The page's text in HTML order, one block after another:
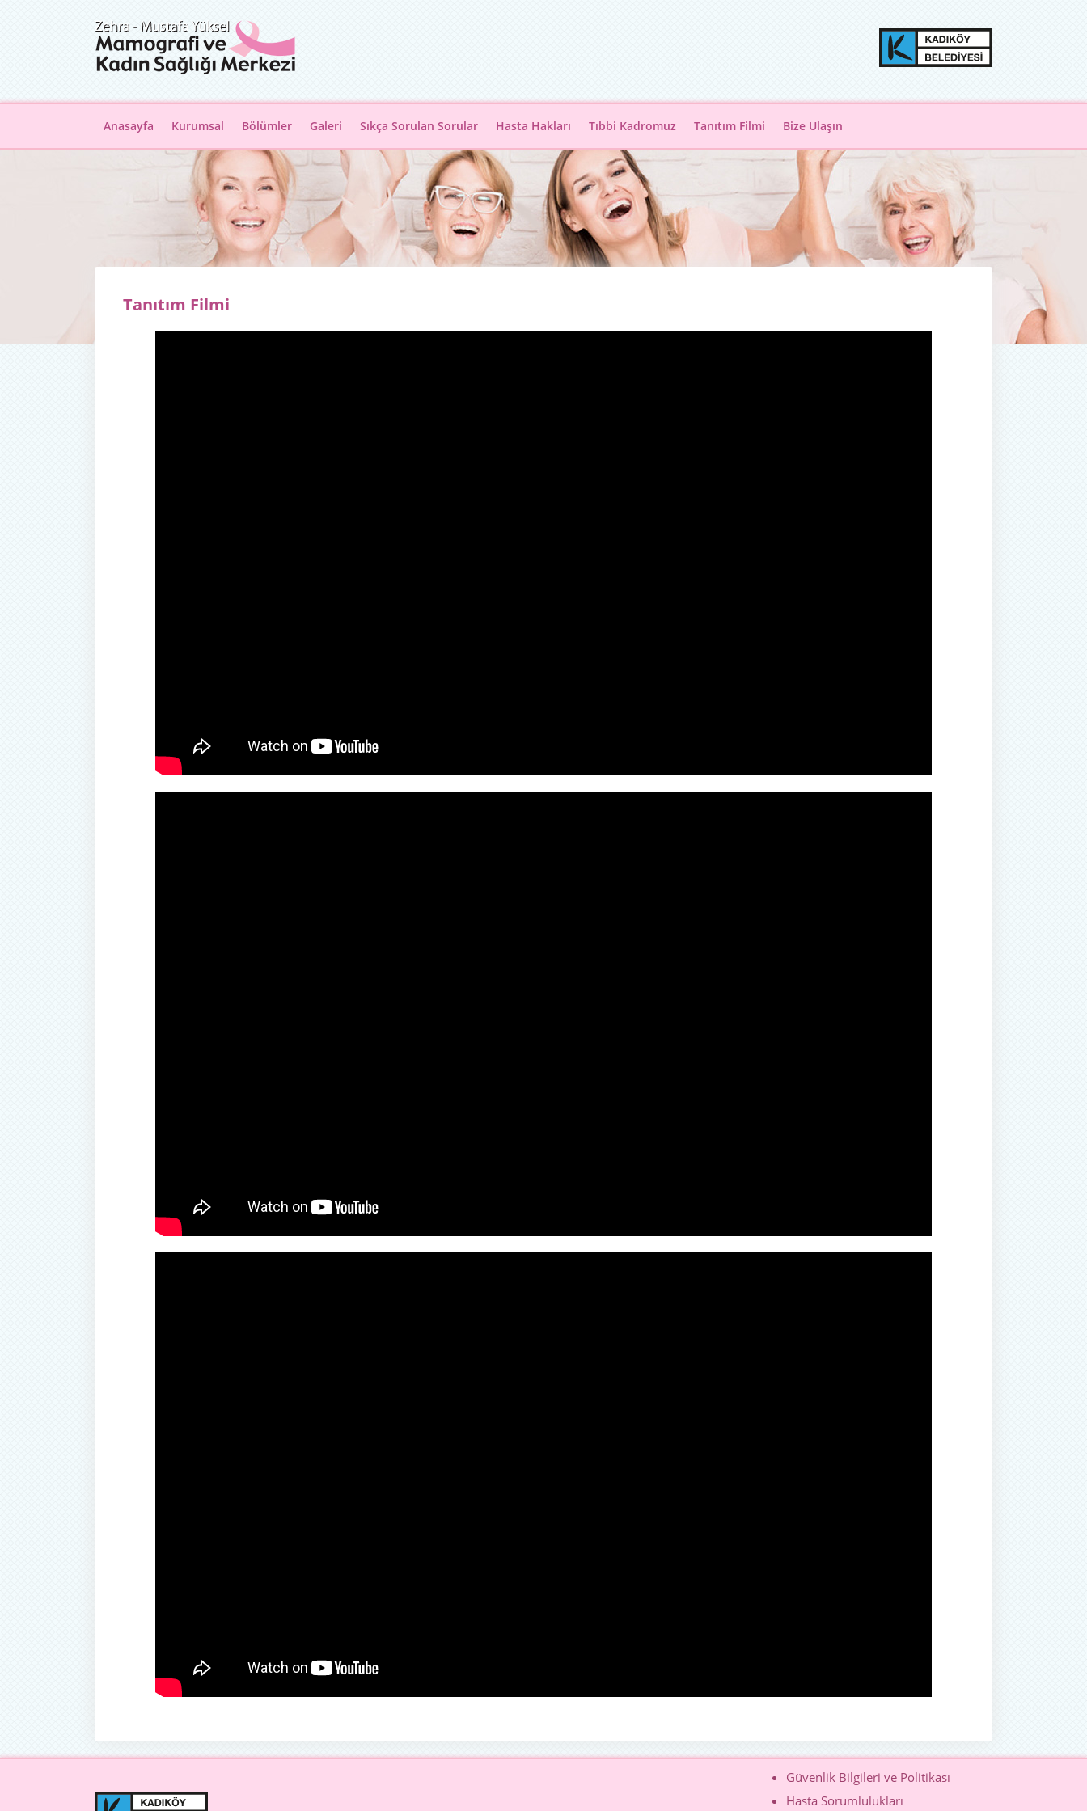
Anasayfa Kurumsal Bölümler Galeri Sıkça Sorulan Sorular Hasta Hakları Tıbbi Kadromuz Tanıtım Filmi Bize Ulaşın
Tanıtım Filmi
Güvenlik Bilgileri ve Politikası
Hasta Sorumlulukları